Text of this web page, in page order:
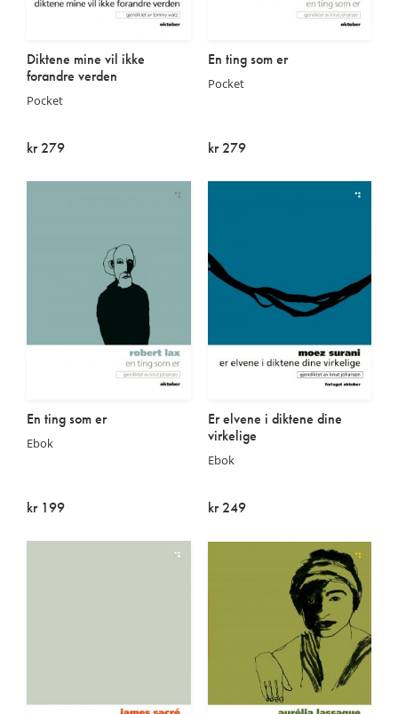
Diktene mine vil ikke
forandre verden
Pocket
kr 279
En ting som er
Pocket
kr 279
En ting som er
Ebok
kr 199
Er elvene i diktene dine
virkelige
Ebok
kr 249